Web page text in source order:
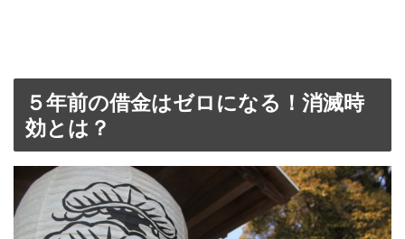
５年前の借金はゼロになる！消滅時
効とは？